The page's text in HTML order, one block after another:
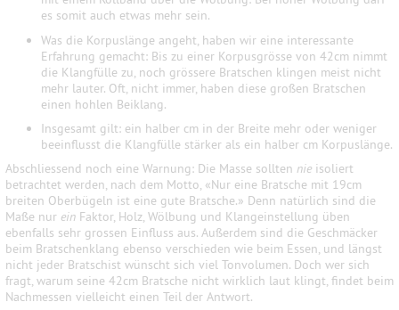
es somit auch etwas mehr sein.
Was die Korpuslänge angeht, haben wir eine interessante
Erfahrung gemacht: Bis zu einer Korpusgrösse von 42cm nimmt
die Klangfülle zu, noch grössere Bratschen klingen meist nicht
mehr lauter. Oft, nicht immer, haben diese großen Bratschen
einen hohlen Beiklang.
Insgesamt gilt: ein halber cm in der Breite mehr oder weniger
beeinflusst die Klangfülle stärker als ein halber cm Korpuslänge.
Abschliessend noch eine Warnung: Die Masse sollten nie isoliert
betrachtet werden, nach dem Motto, «Nur eine Bratsche mit 19cm
breiten Oberbügeln ist eine gute Bratsche.» Denn natürlich sind die
Maße nur ein Faktor, Holz, Wölbung und Klangeinstellung üben
ebenfalls sehr grossen Einfluss aus. Außerdem sind die Geschmäcker
beim Bratschenklang ebenso verschieden wie beim Essen, und längst
nicht jeder Bratschist wünscht sich viel Tonvolumen. Doch wer sich
fragt, warum seine 42cm Bratsche nicht wirklich laut klingt, findet beim
Nachmessen vielleicht einen Teil der Antwort.